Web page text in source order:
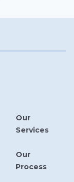
Our
Services
Our
Process